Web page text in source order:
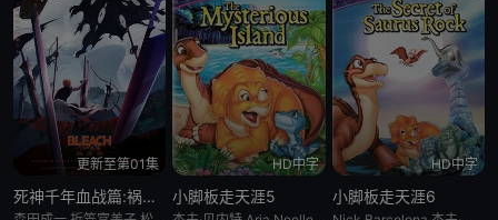
更新至第01集
死神千年血战篇:祸进谭:动漫
HD中字
小脚板走天涯5
HD中字
小脚板走天涯6